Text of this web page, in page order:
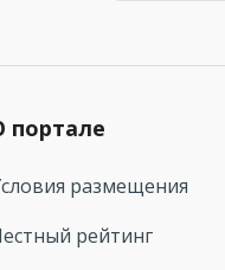
портале
размещения
рейтинг